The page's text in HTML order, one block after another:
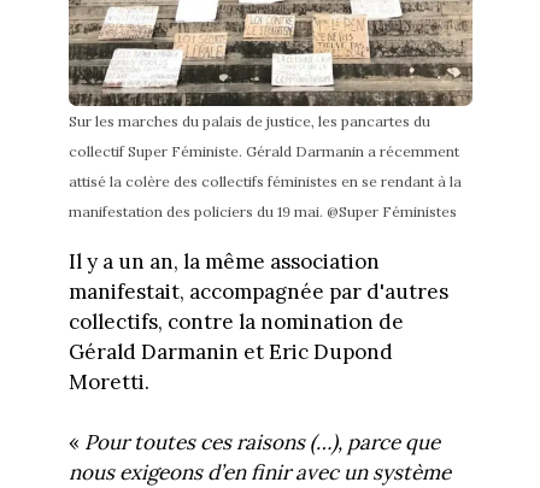
Sur les marches du palais de justice, les pancartes du
collectif Super Féministe. Gérald Darmanin a récemment
attisé la colère des collectifs féministes en se rendant à la
manifestation des policiers du 19 mai. @Super Féministes
Il y a un an, la même association
manifestait, accompagnée par d'autres
collectifs, contre la nomination de
Gérald Darmanin et Eric Dupond
Moretti.
« Pour toutes ces raisons (…), parce que
nous exigeons d’en finir avec un système